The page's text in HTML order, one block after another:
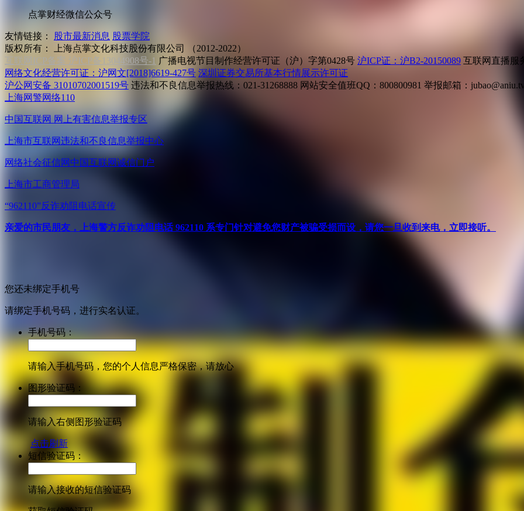
点掌财经微信公众号
友情链接： 股市最新消息 股票学院
版权所有：
上海点掌文化科技股份有限公司 （2012-2022）
互联网ICP备案 沪ICP备13044908号-1 广播电视节目制作经营许可证（沪）字第0428号 沪ICP证：沪B2-20150089 互联网直播服
网络文化经营许可证：沪网文[2018]6619-427号 深圳证券交易所基本行情展示许可证
沪公网安备 31010702001519号 违法和不良信息举报热线：021-31268888 网站安全值班QQ：800800981 举报邮箱：
上海网警网络110
中国互联网 网上有害信息举报专区
上海市互联网违法和不良信息举报中心
网络社会征信网 中国互联网诚信门户
上海市工商管理局
“962110”反诈劝阻电话宣传
亲爱的市民朋友，上海警方反诈劝阻电话 962110 系专门针对避免您财产被骗受损而设，请您一旦收到来电，立即接听。
您还未绑定手机号
请绑定手机号码，进行实名认证。
手机号码：
请输入手机号码，您的个人信息严格保密，请放心
图形验证码：
请输入右侧图形验证码
点击刷新
短信验证码：
请输入接收的短信验证码